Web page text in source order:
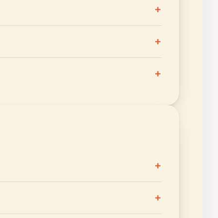
+
+
+
+
+